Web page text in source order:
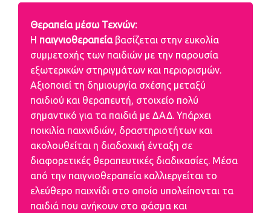
Θεραπεία μέσω Τεχνών:
Η παιγνιοθεραπείαβασίζεται στην ευκολία
συμμετοχής των παιδιών με την παρουσία
εξωτερικών στηριγμάτων και περιορισμών.
Αξιοποιεί τη δημιουργία σχέσης μεταξύ
παιδιού και θεραπευτή, στοιχείο πολύ
σημαντικό για τα παιδιά με ΔΑΔ. Υπάρχει
ποικιλία παιχνιδιών, δραστηριοτήτων και
ακολουθείται η διαδοχική ένταξη σε
διαφορετικές θεραπευτικές διαδικασίες. Μέσα
από την παιγνιοθεραπεία καλλιεργείται το
ελεύθερο παιχνίδι στο οποίο υπολείπονται τα
παιδιά που ανήκουν στο φάσμα και